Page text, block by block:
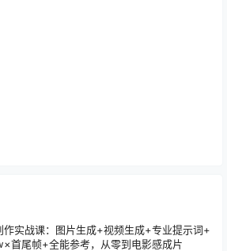
作实战课：图片生成+视频生成+专业提示词+
首尾帧+全能参考，从零到电影感成片